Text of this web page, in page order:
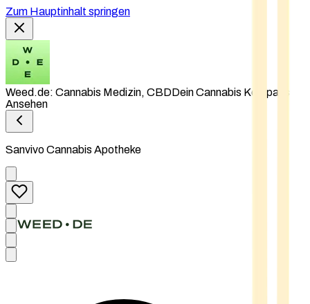
Zum Hauptinhalt springen
Weed.de: Cannabis Medizin, CBDDein Cannabis Kompass
Ansehen
Sanvivo Cannabis Apotheke